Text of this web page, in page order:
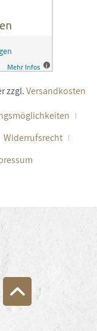
zzgl.Versandkosten
Widerrufsrecht